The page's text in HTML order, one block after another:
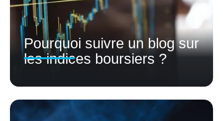
Pourquoi suivre un blog sur
les indices boursiers ?